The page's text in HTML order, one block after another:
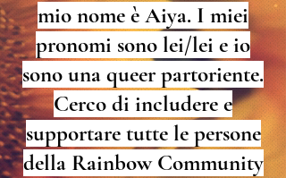
mio nome è Aiya. I miei
pronomi sono lei/lei e io
sono una queer partoriente.
Cerco di includere e
supportare tutte le persone
della Rainbow Community